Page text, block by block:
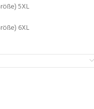
5XL
6XL